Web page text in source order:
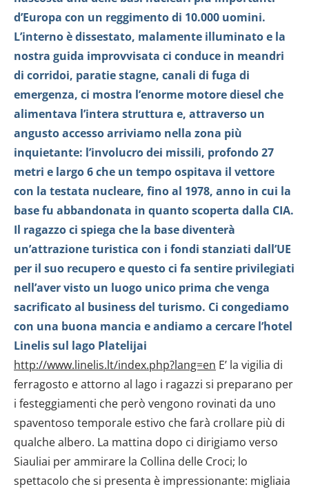
d’Europa con un reggimento di 10.000 uomini.
L’interno è dissestato, malamente illuminato e la
nostra guida improvvisata ci conduce in meandri
di corridoi, paratie stagne, canali di fuga di
emergenza, ci mostra l’enorme motore diesel che
alimentava l’intera struttura e, attraverso un
angusto accesso arriviamo nella zona più
inquietante: l’involucro dei missili, profondo 27
metri e largo 6 che un tempo ospitava il vettore
con la testata nucleare, fino al 1978, anno in cui la
base fu abbandonata in quanto scoperta dalla CIA.
Il ragazzo ci spiega che la base diventerà
un’attrazione turistica con i fondi stanziati dall’UE
per il suo recupero e questo ci fa sentire privilegiati
nell’aver visto un luogo unico prima che venga
sacrificato al business del turismo. Ci congediamo
con una buona mancia e andiamo a cercare l’hotel
Linelis sul lago Platelijai
http://www.linelis.lt/index.php?lang=en E’ la vigilia di
ferragosto e attorno al lago i ragazzi si preparano per
i festeggiamenti che però vengono rovinati da uno
spaventoso temporale estivo che farà crollare più di
qualche albero. La mattina dopo ci dirigiamo verso
Siauliai per ammirare la Collina delle Croci; lo
spettacolo che si presenta è impressionante: migliaia